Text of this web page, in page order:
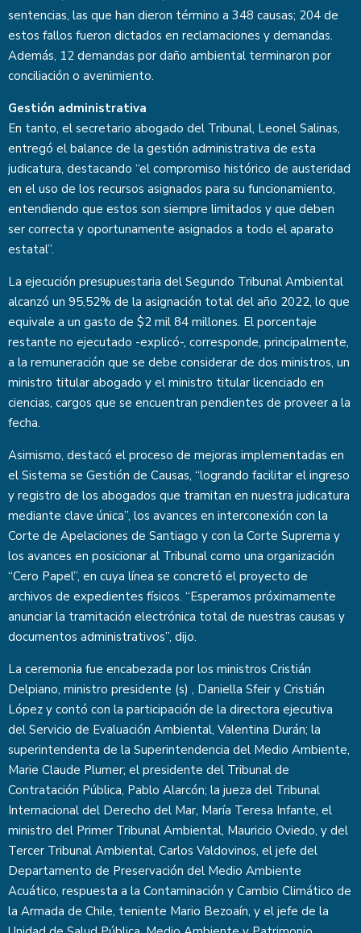
sentencias, las que han dieron término a 348 causas; 204 de
estos fallos fueron dictados en reclamaciones y demandas.
Además, 12 demandas por daño ambiental terminaron por
conciliación o avenimiento.
Gestión administrativa
En tanto, el secretario abogado del Tribunal, Leonel Salinas,
entregó el balance de la gestión administrativa de esta
judicatura, destacando “el compromiso histórico de austeridad
en el uso de los recursos asignados para su funcionamiento,
entendiendo que estos son siempre limitados y que deben
ser correcta y oportunamente asignados a todo el aparato
estatal”.
La ejecución presupuestaria del Segundo Tribunal Ambiental
alcanzó un 95,52% de la asignación total del año 2022, lo que
equivale a un gasto de $2 mil 84 millones. El porcentaje
restante no ejecutado -explicó-, corresponde, principalmente,
a la remuneración que se debe considerar de dos ministros, un
ministro titular abogado y el ministro titular licenciado en
ciencias, cargos que se encuentran pendientes de proveer a la
fecha.
Asimismo, destacó el proceso de mejoras implementadas en
el Sistema se Gestión de Causas, “logrando facilitar el ingreso
y registro de los abogados que tramitan en nuestra judicatura
mediante clave única”, los avances en interconexión con la
Corte de Apelaciones de Santiago y con la Corte Suprema y
los avances en posicionar al Tribunal como una organización
“Cero Papel”, en cuya línea se concretó el proyecto de
archivos de expedientes físicos. “Esperamos próximamente
anunciar la tramitación electrónica total de nuestras causas y
documentos administrativos”, dijo.
La ceremonia fue encabezada por los ministros Cristián
Delpiano, ministro presidente (s) , Daniella Sfeir y Cristián
López y contó con la participación de la directora ejecutiva
del Servicio de Evaluación Ambiental, Valentina Durán; la
superintendenta de la Superintendencia del Medio Ambiente,
Marie Claude Plumer; el presidente del Tribunal de
Contratación Pública, Pablo Alarcón; la jueza del Tribunal
Internacional del Derecho del Mar, María Teresa Infante, el
ministro del Primer Tribunal Ambiental, Mauricio Oviedo, y del
Tercer Tribunal Ambiental, Carlos Valdovinos, el jefe del
Departamento de Preservación del Medio Ambiente
Acuático, respuesta a la Contaminación y Cambio Climático de
la Armada de Chile, teniente Mario Bezoaín, y el jefe de la